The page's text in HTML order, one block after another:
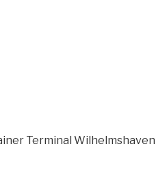
Terminal Wilhelmshaven